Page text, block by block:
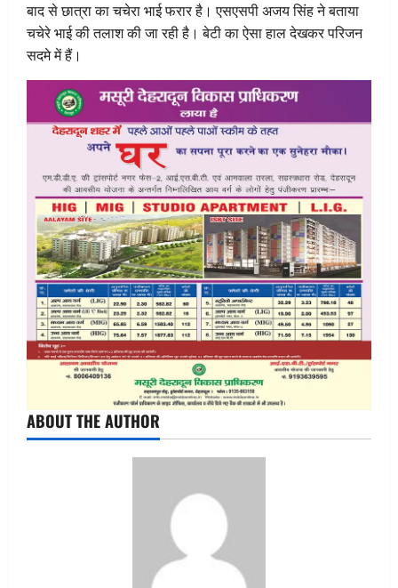
बाद से छात्रा का चचेरा भाई फरार है। एसएसपी अजय सिंह ने बताया
चचेरे भाई की तलाश की जा रही है। बेटी का ऐसा हाल देखकर परिजन
सदमे में हैं।
ABOUT THE AUTHOR